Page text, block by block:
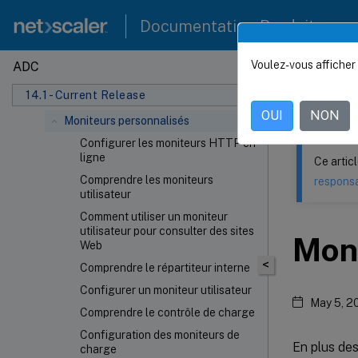
Documentation Produit
ADC
14.1 - Current Release
de charge
Gérer le trafic client
Moniteurs intégrés
Moniteurs personnalisés
Configurer les moniteurs HTTP en
ligne
Comprendre les moniteurs
utilisateur
Comment utiliser un moniteur
utilisateur pour consulter des sites
Web
Comprendre le répartiteur interne
Configurer un moniteur utilisateur
Comprendre le contrôle de charge
Configuration des moniteurs de
charge
Ce contenu a
<
Ce
May 5,
En plus
Voulez-vous
OUI NON